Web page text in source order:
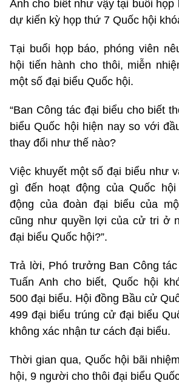
Anh cho biết như vậy tại buổi họp
dự kiến kỳ họp thứ 7 Quốc hội
Tại buổi họp báo, phóng viên
hội tiến hành cho thôi, miễn
một số đại biểu Quốc hội.
“Ban Công tác đại biểu cho biết
biểu Quốc hội hiện nay so với
thay đổi như thế nào?
Việc khuyết một số đại biểu như
gì đến hoạt động của Quốc
động của đoàn đại biểu của
cũng như quyền lợi của cử tri ở
đại biểu Quốc hội?”.
Trả lời, Phó trưởng Ban Công
Tuấn Anh cho biết, Quốc hội
500 đại biểu. Hội đồng Bầu cử
499 đại biểu trúng cử đại biểu
không xác nhận tư cách đại biểu.
Thời gian qua, Quốc hội bãi
hội, 9 người cho thôi đại biểu